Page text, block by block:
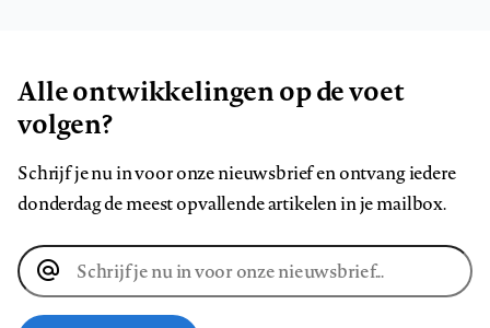
Alle ontwikkelingen op de voet
volgen?
Schrijf je nu in voor onze nieuwsbrief en ontvang iedere
donderdag de meest opvallende artikelen in je mailbox.
E-
mailadres